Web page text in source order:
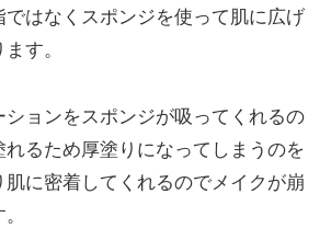
ではなくスポンジを使って肌に広げ
す。
ョンをスポンジが吸ってくれるの
れるため厚塗りになってしまうのを
肌に密着してくれるのでメイクが崩